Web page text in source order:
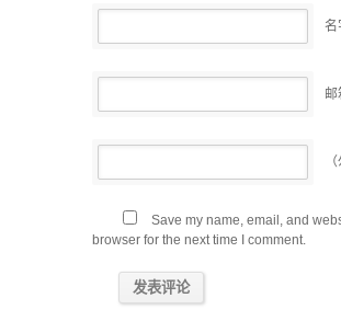
名
邮
Save my name, email, and
browser for the next time I comment.